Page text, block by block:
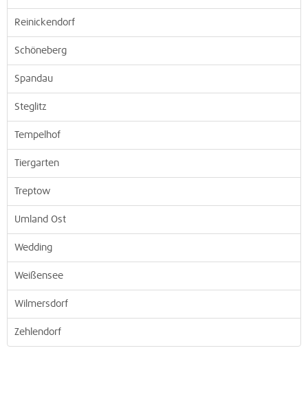
Reinickendorf
Schöneberg
Spandau
Steglitz
Tempelhof
Tiergarten
Treptow
Umland Ost
Wedding
Weißensee
Wilmersdorf
Zehlendorf